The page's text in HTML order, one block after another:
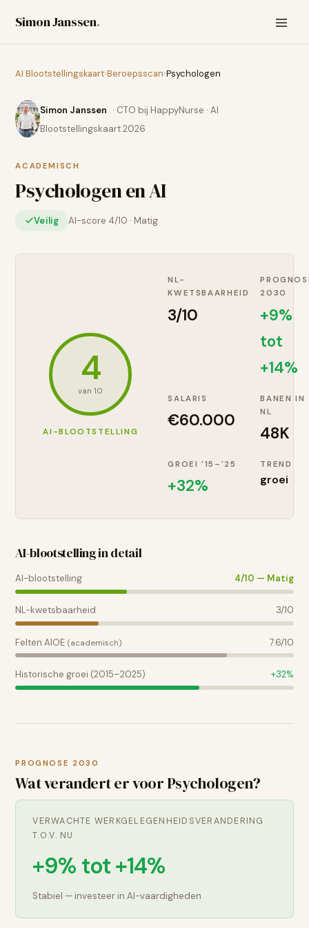
Simon Janssen.
AI Blootstellingskaart›Beroepsscan›Psychologen
Simon Janssen · CTO bij HappyNurse · AI
Blootstellingskaart 2026
ACADEMISCH
Psychologenen AI
Veilig AI-score 4/10 · Matig
4
van 10
AI-BLOOTSTELLING
NL-
KWETSBAARHEID
3/10
2030
+9%
tot
+14%
SALARIS
€60.000
BANEN IN
NL
48K
GROEI '15–'25
+32%
TREND
groei
AI-blootstelling in detail
AI-blootstelling 4/10 — Matig
NL-kwetsbaarheid 3/10
Felten AIOE (academisch) 7.6/10
Historische groei (2015–2025) +32%
PROGNOSE 2030
Wat verandert er voor Psychologen?
VERWACHTE WERKGELEGENHEIDSVERANDERING
T.O.V. NU
+9% tot +14%
Stabiel — investeer in AI-vaardigheden